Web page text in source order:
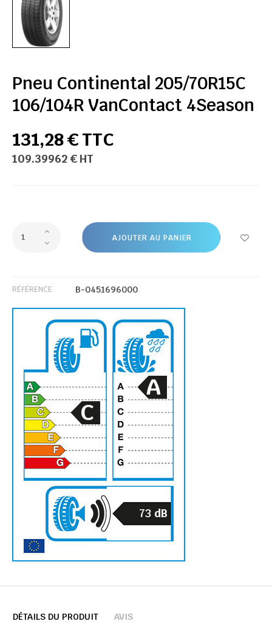
Pneu Continental 205/70R15C
106/104R VanContact 4Season
131,28 € TTC
109.39962 € HT
AJOUTER AU PANIER
RÉFÉRENCE B-0451696000
C
A
73 dB
DÉTAILS DU PRODUIT AVIS